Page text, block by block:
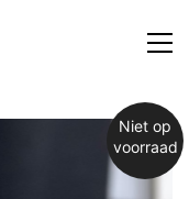
Niet op
voorraad